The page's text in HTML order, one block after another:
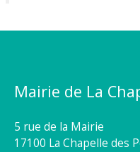
Mairie de La
5 rue de la Mairie
17100 La Chapelle des